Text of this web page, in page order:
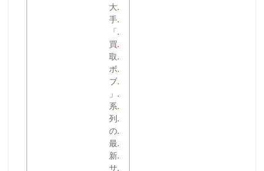
大
手
「
買
取
ボ
ブ
」
系
列
の
最
新
サ